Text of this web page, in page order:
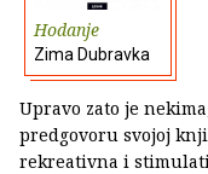
Hodanje
Zima Dubravka
Upravo zato je
predgovoru svojoj
rekreativna i